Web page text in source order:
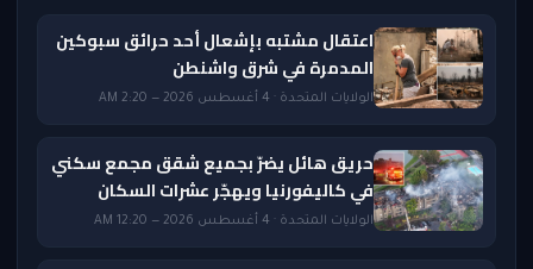
اعتقال مشتبه بإشعال أحد حرائق سبوكين
المدمرة في شرق واشنطن
الولايات المتحدة · 4 أغسطس 2026 — 2:20 AM
حريق هائل يضرّ بجميع شقق مجمع سكني
في كاليفورنيا ويهجّر عشرات السكان
الولايات المتحدة · 4 أغسطس 2026 — 12:20 AM